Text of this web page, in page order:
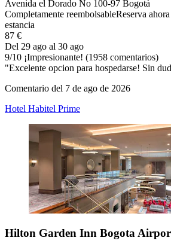
Avenida el Dorado No 100-97 Bogotá
Completamente reembolsableReserva
estancia
87 €
Del 29 ago al 30 ago
9/10 ¡Impresionante! (1958 comentarios)
"Excelente opcion para hospedarse! Sin
Comentario del 7 de ago de 2026
Hotel Habitel Prime
Hilton Garden Inn Bogota